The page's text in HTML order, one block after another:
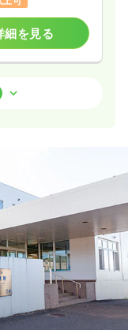
細を見る
細を見る